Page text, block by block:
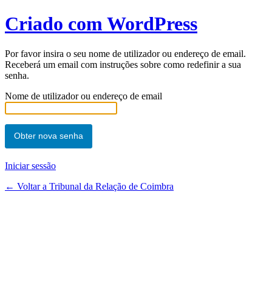
Criado com WordPress
Por favor insira o seu nome de utilizador ou endereço de email.
Receberá um email com instruções sobre como redefinir a sua
senha.
Nome de utilizador ou endereço de email
Iniciar sessão
← Voltar a Tribunal da Relação de Coimbra